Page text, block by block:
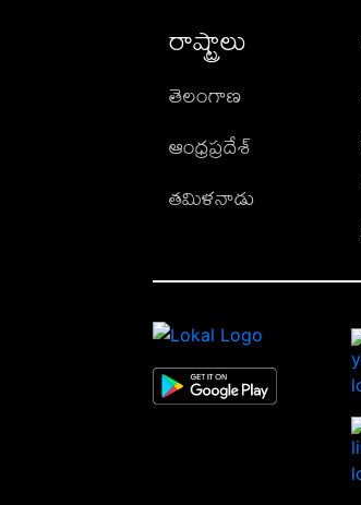
రాష్ట్రాలు
తెలంగాణ
ఆంధ్రప్రదేశ్
తమిళనాడు